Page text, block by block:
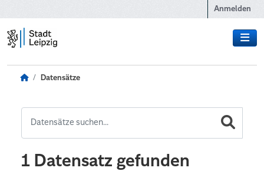
Anmelden
Datensätze
1 Datensatz gefunden